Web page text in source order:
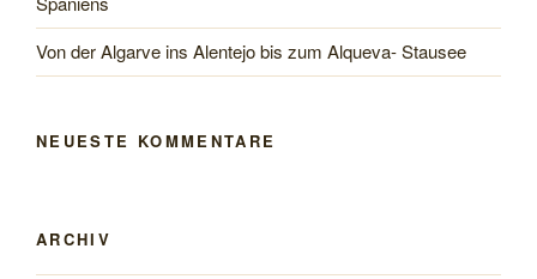
Von der Algarve ins Alentejo bis zum Alqueva- Stausee
NEUESTE KOMMENTARE
ARCHIV